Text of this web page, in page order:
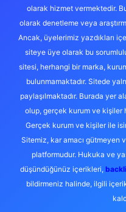
olarak hizmet vermektedir.
olarak denetleme veya
Ancak, üyelerimiz yazdıkları
siteye üye olarak bu
sitesi, herhangi bir marka,
bulunmamaktadır. Sitede
paylaşılmaktadır. Burada yer
olup, gerçek kurum ve kişiler
Gerçek kurum ve kişiler ile
Sitemiz, kar amacı gütmeyen
platformudur. Hukuka ve
düşündüğünüz içerikleri,
bildirmeniz halinde, ilgili